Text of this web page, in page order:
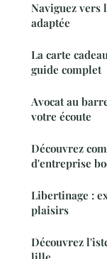
Naviguez vers
adaptée
La carte
guide complet
Avocat au
votre écoute
Découvrez
d'entreprise
Libertinage :
plaisirs
Découvrez